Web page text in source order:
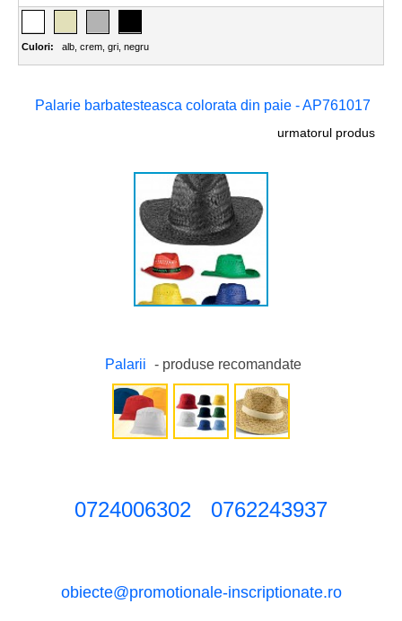
Culori: alb crem gri negru
Palarie barbatesteasca colorata din paie - AP761017
urmatorul produs
Palarii - produse recomandate
0724006302 0762243937
obiecte@promotionale-inscriptionate.ro